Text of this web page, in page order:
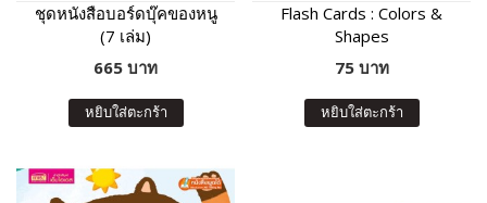
ชุดหนังสือบอร์ดบุ๊คของหนู
(7 เล่ม)
665 บาท
หยิบใส่ตะกร้า
Flash Cards : Colors &
Shapes
75 บาท
หยิบใส่ตะกร้า